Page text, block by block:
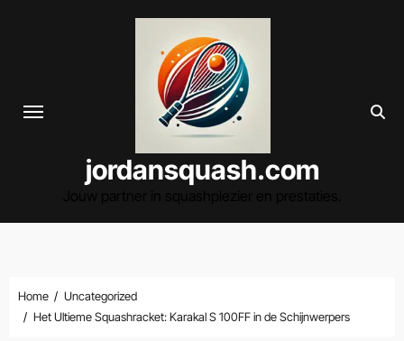
jordansquash.com
Home
Uncategorized
Het Ultieme Squashracket: Karakal S 100FF in de Schijnwerpers